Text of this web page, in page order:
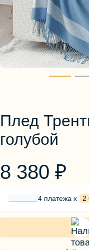
Блузы, толстовки
Пуловеры
Костюмы
Платья
Юбки
Брюки, шорты
Плед
голубой
8 380 ₽
4 платежа х 2